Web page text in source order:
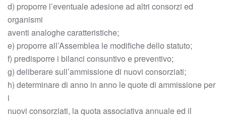
d) proporre l’eventuale adesione ad altri consorzi ed
organismi
aventi analoghe caratteristiche;
e) proporre all’Assemblea le modifiche dello statuto;
f) predisporre i bilanci consuntivo e preventivo;
g) deliberare sull’ammissione di nuovi consorziati;
h) determinare di anno in anno le quote di ammissione per
i
nuovi consorziati, la quota associativa annuale ed il